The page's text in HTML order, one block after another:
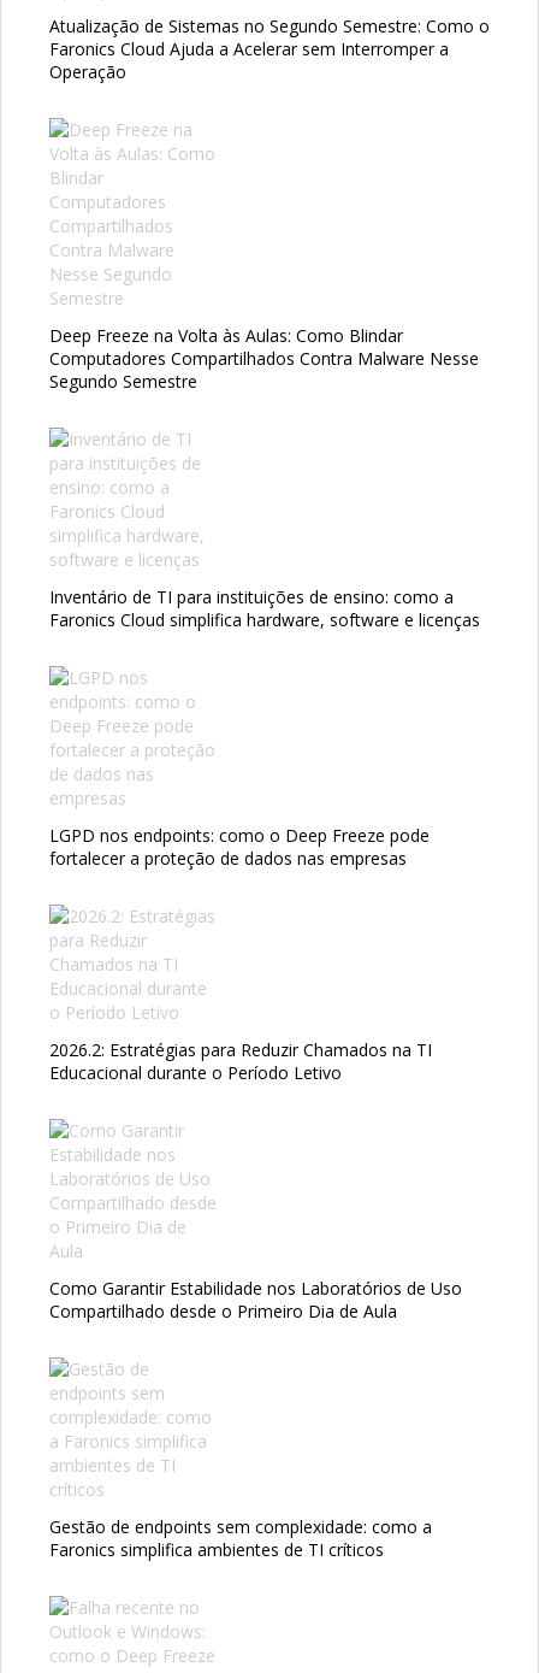
Atualização de Sistemas no Segundo Semestre: Como o
Faronics Cloud Ajuda a Acelerar sem Interromper a
Operação
Deep Freeze na Volta às Aulas: Como Blindar
Computadores Compartilhados Contra Malware Nesse
Segundo Semestre
Inventário de TI para instituições de ensino: como a
Faronics Cloud simplifica hardware, software e licenças
LGPD nos endpoints: como o Deep Freeze pode
fortalecer a proteção de dados nas empresas
2026.2: Estratégias para Reduzir Chamados na TI
Educacional durante o Período Letivo
Como Garantir Estabilidade nos Laboratórios de Uso
Compartilhado desde o Primeiro Dia de Aula
Gestão de endpoints sem complexidade: como a
Faronics simplifica ambientes de TI críticos